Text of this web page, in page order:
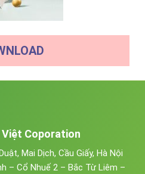
Việt Coporation
Mai Dịch, Cầu Giấy, Hà Nội
– Cổ Nhuế 2 – Bắc Từ Liêm –